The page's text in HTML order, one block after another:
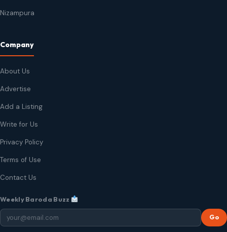
Nizampura
Company
About Us
Advertise
Add a Listing
Write for Us
Privacy Policy
Terms of Use
Contact Us
Weekly Baroda Buzz
Go